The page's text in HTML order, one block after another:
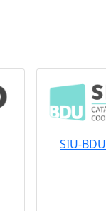
SIU-BDU